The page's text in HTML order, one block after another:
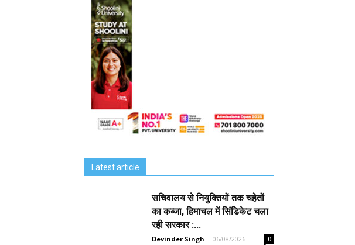
Latest article
सचिवालय से नियुक्तियों तक चहेतों
का कब्जा, हिमाचल में सिंडिकेट चला
रही सरकार :...
Devinder Singh - 06/08/2026 0